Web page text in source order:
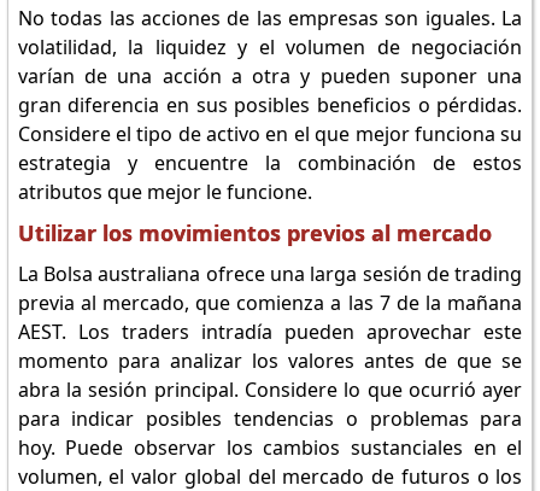
No todas las acciones de las empresas son iguales. La
volatilidad, la liquidez y el volumen de negociación
varían de una acción a otra y pueden suponer una
gran diferencia en sus posibles beneficios o pérdidas.
Considere el tipo de activo en el que mejor funciona su
estrategia y encuentre la combinación de estos
atributos que mejor le funcione.
Utilizar los movimientos previos al mercado
La Bolsa australiana ofrece una larga sesión de trading
previa al mercado, que comienza a las 7 de la mañana
AEST. Los traders intradía pueden aprovechar este
momento para analizar los valores antes de que se
abra la sesión principal. Considere lo que ocurrió ayer
para indicar posibles tendencias o problemas para
hoy. Puede observar los cambios sustanciales en el
volumen, el valor global del mercado de futuros o los